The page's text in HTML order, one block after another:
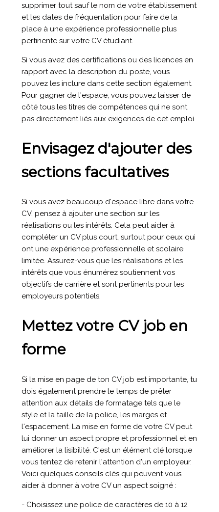
supprimer tout sauf le nom de votre établissement
et les dates de fréquentation pour faire de la
place à une expérience professionnelle plus
pertinente sur votre CV étudiant.
Si vous avez des certifications ou des licences en
rapport avec la description du poste, vous
pouvez les inclure dans cette section également.
Pour gagner de l'espace, vous pouvez laisser de
côté tous les titres de compétences qui ne sont
pas directement liés aux exigences de cet emploi.
Envisagez d'ajouter des
sections facultatives
Si vous avez beaucoup d'espace libre dans votre
CV, pensez à ajouter une section sur les
réalisations ou les intérêts. Cela peut aider à
compléter un CV plus court, surtout pour ceux qui
ont une expérience professionnelle et scolaire
limitée. Assurez-vous que les réalisations et les
intérêts que vous énumérez soutiennent vos
objectifs de carrière et sont pertinents pour les
employeurs potentiels.
Mettez votre CV job en
forme
Si la mise en page de ton CV job est importante, tu
dois également prendre le temps de prêter
attention aux détails de formatage tels que le
style et la taille de la police, les marges et
l'espacement. La mise en forme de votre CV peut
lui donner un aspect propre et professionnel et en
améliorer la lisibilité. C'est un élément clé lorsque
vous tentez de retenir l'attention d'un employeur.
Voici quelques conseils clés qui peuvent vous
aider à donner à votre CV un aspect soigné :
- Choisissez une police de caractères de 10 à 12